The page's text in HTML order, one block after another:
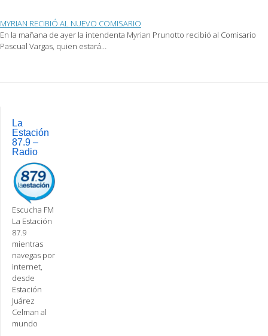
MYRIAN RECIBIÓ AL NUEVO COMISARIO
En la mañana de ayer la intendenta Myrian Prunotto recibió al Comisario
Pascual Vargas, quien estará…
navigation
La
Estación
87.9 –
Radio
Escucha FM
La Estación
87.9
mientras
navegas por
internet,
desde
Estación
Juárez
Celman al
mundo